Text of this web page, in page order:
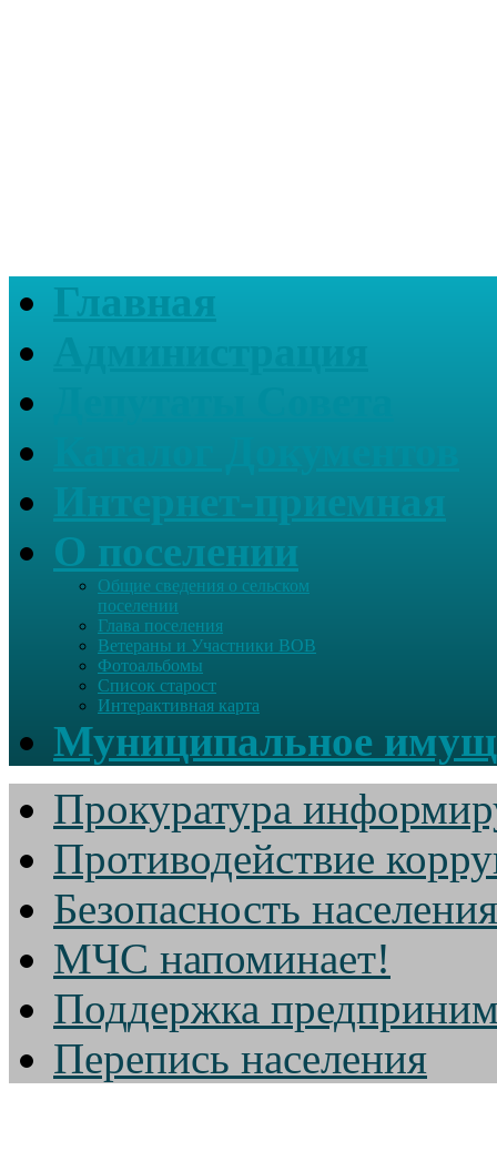
Главная
О поселении
Общие сведения о сельском
поселении
Глава поселения
Ветераны и Участники ВОВ
Фотоальбомы
Список старост
Интерактивная карта
Муниципальное
Прокуратура
Противодействие
Безопасность населения
МЧС напоминает!
Поддержка
Перепись населения